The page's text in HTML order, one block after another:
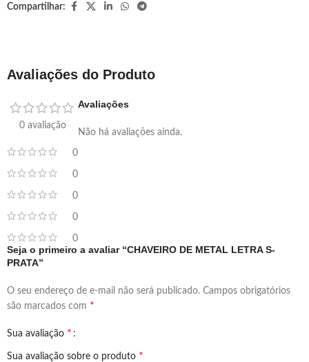
Compartilhar:
Avaliações do Produto
0 avaliação
0
0
0
0
0
Avaliações
Não há avaliações ainda.
Seja o primeiro a avaliar “CHAVEIRO DE METAL LETRA S-
PRATA”
O seu endereço de e-mail não será publicado. Campos obrigatórios
são marcados com *
Sua avaliação *
Sua avaliação sobre o produto *